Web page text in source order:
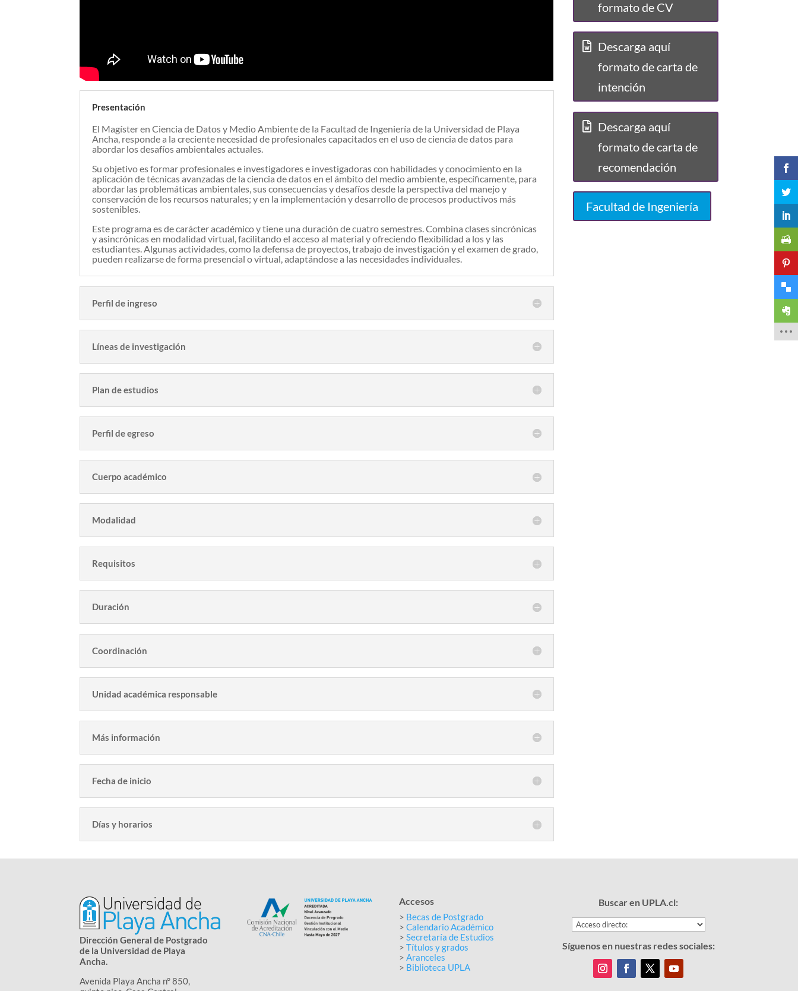
Presentación
El Magíster en Ciencia de Datos y Medio Ambiente de la Facultad de Ingeniería de la Universidad de Playa
Ancha, responde a la creciente necesidad de profesionales capacitados en el uso de ciencia de datos para
abordar los desafíos ambientales actuales.
Su objetivo es formar profesionales e investigadores e investigadoras con habilidades y conocimiento en la
aplicación de técnicas avanzadas de la ciencia de datos en el ámbito del medio ambiente, específicamente, para
abordar las problemáticas ambientales, sus consecuencias y desafíos desde la perspectiva del manejo y
conservación de los recursos naturales; y en la implementación y desarrollo de procesos productivos más
sostenibles.
Este programa es de carácter académico y tiene una duración de cuatro semestres. Combina clases sincrónicas
y asincrónicas en modalidad virtual, facilitando el acceso al material y ofreciendo flexibilidad a los y las
estudiantes. Algunas actividades, como la defensa de proyectos, trabajo de investigación y el examen de grado,
pueden realizarse de forma presencial o virtual, adaptándose a las necesidades individuales.
Perfil de ingreso
Líneas de investigación
Plan de estudios
Perfil de egreso
Cuerpo académico
Modalidad
Requisitos
Duración
Coordinación
Unidad académica responsable
Más información
Fecha de inicio
Días y horarios
formato de CV
Descarga aquí
formato de carta de
intención
Descarga aquí
formato de carta de
recomendación
Facultad de Ingeniería
Dirección General de Postgrado
de la Universidad de Playa
Ancha.
Avenida Playa Ancha n° 850,
Accesos
> Becas de Postgrado
> Calendario Académico
> Secretaría de Estudios
> Títulos y grados
> Aranceles
> Biblioteca UPLA
Buscar en UPLA.cl:
Síguenos en nuestras redes sociales: